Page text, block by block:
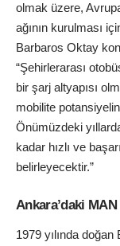
olmak üzere,
ağının kurulması
Barbaros Oktay
“Şehirlerarası
bir şarj altyapısı
mobilite
Önümüzdeki
kadar hızlı ve
belirleyecektir.”
Ankara’daki
1979 yılında